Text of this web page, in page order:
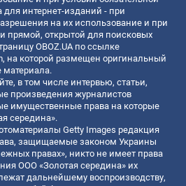
для интернет-изданий - при
на их использование и при
прямой, открытой для поисковых
OBOZ.UA по ссылке
, на которой размещен оригинальный
материала.
в том числе интервью, статьи,
произведения журналистов
имущественные права на которые
середина».
Getty Images редакция
защищаемые законом Украины
правах», никто не имеет права
ООО «Золотая середина» их
дальнейшему воспроизводству,